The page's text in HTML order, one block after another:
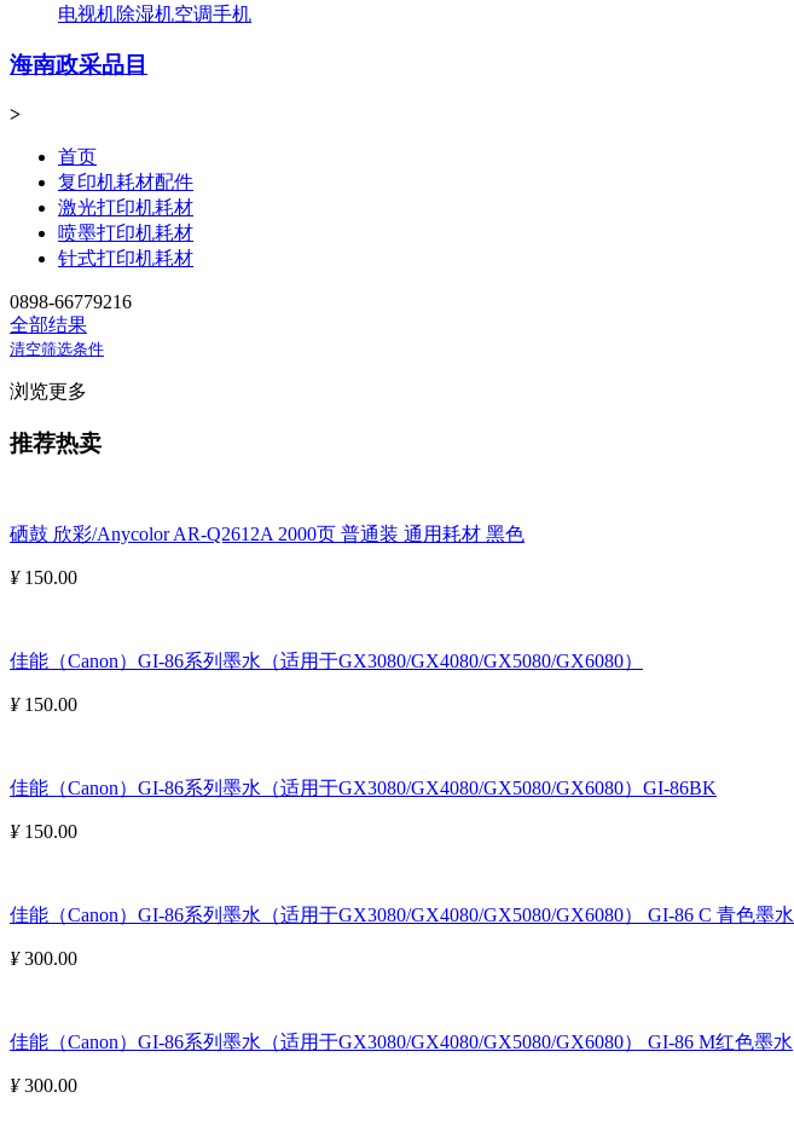
电视机除湿机空调手机
海南政采品目
>
首页
复印机耗材配件
激光打印机耗材
喷墨打印机耗材
针式打印机耗材
0898-66779216
全部结果
清空筛选条件
浏览更多
推荐热卖
硒鼓 欣彩/Anycolor AR-Q2612A 2000页 普通装 通用耗材 黑色
¥150.00
佳能（Canon）GI-86系列墨水（适用于GX3080/GX4080/GX5080/GX6080）
¥150.00
佳能（Canon）GI-86系列墨水（适用于GX3080/GX4080/GX5080/GX6080）GI-86BK
¥150.00
佳能（Canon）GI-86系列墨水（适用于GX3080/GX4080/GX5080/GX6080） GI-86 C 青色墨水
¥300.00
佳能（Canon）GI-86系列墨水（适用于GX3080/GX4080/GX5080/GX6080） GI-86 M红色墨水
¥300.00